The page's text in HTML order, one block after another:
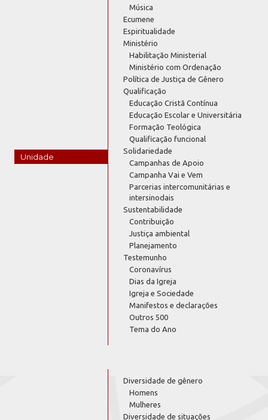
Unidade
Música
Ecumene
Espiritualidade
Ministério
Habilitação Ministerial
Ministério com Ordenação
Política de Justiça de Gênero
Qualificação
Educação Cristã Contínua
Educação Escolar e Universitária
Formação Teológica
Qualificação funcional
Solidariedade
Campanhas de Apoio
Campanha Vai e Vem
Parcerias intercomunitárias e
intersinodais
Sustentabilidade
Contribuição
Justiça ambiental
Planejamento
Testemunho
Coronavírus
Dias da Igreja
Igreja e Sociedade
Manifestos e declarações
Outros 500
Tema do Ano
Diversidade de gênero
Homens
Mulheres
Diversidade de situações